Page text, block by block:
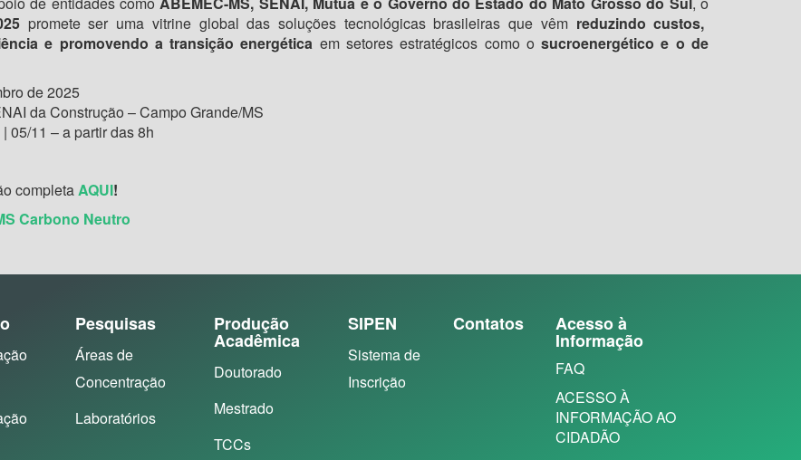
promete ser uma vitrine global das soluções tecnológicas brasileiras que vêm reduzindo custos,
e promovendo a transição energética em setores estratégicos como osucroenergético e o de
de 2025
da Construção – Campo Grande/MS
05/11 – a partir das 8h
completaAQUI!
Carbono Neutro
Pesquisas
Áreas de
Concentração
Laboratórios
Produção
Acadêmica
Doutorado
Mestrado
TCCs
SIPEN
Sistema de
Inscrição
Contatos Acesso à
Informação
FAQ
ACESSO À
INFORMAÇÃO AO
CIDADÃO